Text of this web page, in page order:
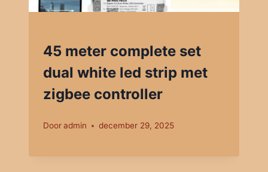
45 meter complete set
dual white led strip met
zigbee controller
Dooradmin december 29, 2025